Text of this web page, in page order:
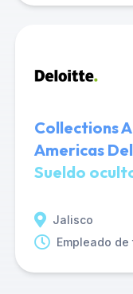
Collections
Americas
Sueldo
Jalisco
Empleado